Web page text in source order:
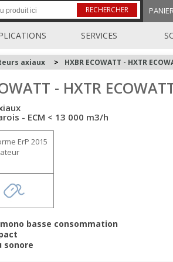
RECHERCHER
SERVICES
axiaux > HXBR ECOWATT - HXTR
- HXTR
- ECM < 13 000 m3/h
ErP 2015
basse consommation
sonore